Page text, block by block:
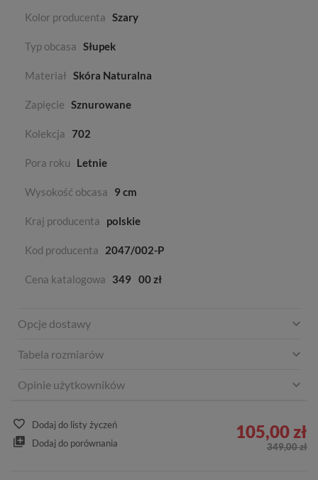
Kolor producenta Szary
Typ obcasa Słupek
Materiał Skóra Naturalna
Zapięcie Sznurowane
Kolekcja 702
Pora roku Letnie
Wysokość obcasa 9 cm
Kraj producenta polskie
Kod producenta 2047/002-P
Cena katalogowa 349 00 zł
Opcje dostawy
Tabela rozmiarów
Opinie użytkowników
Dodaj do listy życzeń
Dodaj do porównania
105,00 zł
349,00 zł